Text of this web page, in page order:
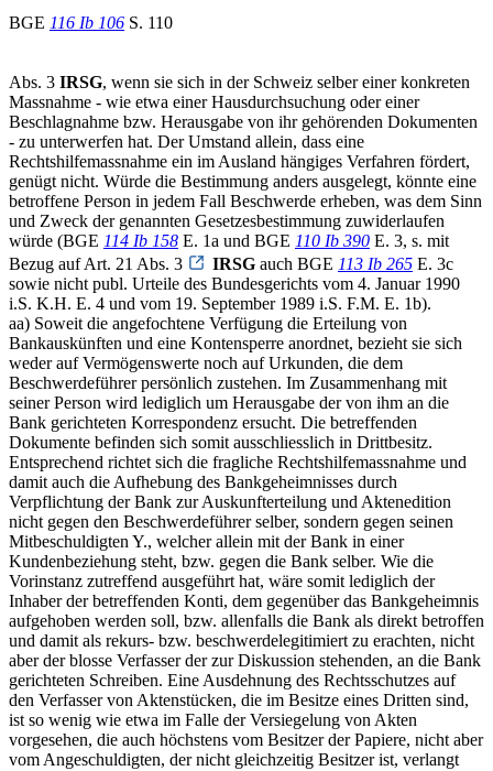
BGE 116 Ib 106 S. 110
Abs. 3 IRSG, wenn sie sich in der Schweiz selber einer konkreten
Massnahme - wie etwa einer Hausdurchsuchung oder einer
Beschlagnahme bzw. Herausgabe von ihr gehörenden Dokumenten
- zu unterwerfen hat. Der Umstand allein, dass eine
Rechtshilfemassnahme ein im Ausland hängiges Verfahren fördert,
genügt nicht. Würde die Bestimmung anders ausgelegt, könnte eine
betroffene Person in jedem Fall Beschwerde erheben, was dem Sinn
und Zweck der genannten Gesetzesbestimmung zuwiderlaufen
würde (BGE 114 Ib 158 E. 1a und BGE 110 Ib 390 E. 3, s. mit
Bezug auf Art. 21 Abs. 3
IRSG auch BGE 113 Ib 265 E. 3c
sowie nicht publ. Urteile des Bundesgerichts vom 4. Januar 1990
i.S. K.H. E. 4 und vom 19. September 1989 i.S. F.M. E. 1b).
aa) Soweit die angefochtene Verfügung die Erteilung von
Bankauskünften und eine Kontensperre anordnet, bezieht sie sich
weder auf Vermögenswerte noch auf Urkunden, die dem
Beschwerdeführer persönlich zustehen. Im Zusammenhang mit
seiner Person wird lediglich um Herausgabe der von ihm an die
Bank gerichteten Korrespondenz ersucht. Die betreffenden
Dokumente befinden sich somit ausschliesslich in Drittbesitz.
Entsprechend richtet sich die fragliche Rechtshilfemassnahme und
damit auch die Aufhebung des Bankgeheimnisses durch
Verpflichtung der Bank zur Auskunfterteilung und Aktenedition
nicht gegen den Beschwerdeführer selber, sondern gegen seinen
Mitbeschuldigten Y., welcher allein mit der Bank in einer
Kundenbeziehung steht, bzw. gegen die Bank selber. Wie die
Vorinstanz zutreffend ausgeführt hat, wäre somit lediglich der
Inhaber der betreffenden Konti, dem gegenüber das Bankgeheimnis
aufgehoben werden soll, bzw. allenfalls die Bank als direkt betroffen
und damit als rekurs- bzw. beschwerdelegitimiert zu erachten, nicht
aber der blosse Verfasser der zur Diskussion stehenden, an die Bank
gerichteten Schreiben. Eine Ausdehnung des Rechtsschutzes auf
den Verfasser von Aktenstücken, die im Besitze eines Dritten sind,
ist so wenig wie etwa im Falle der Versiegelung von Akten
vorgesehen, die auch höchstens vom Besitzer der Papiere, nicht aber
vom Angeschuldigten, der nicht gleichzeitig Besitzer ist, verlangt